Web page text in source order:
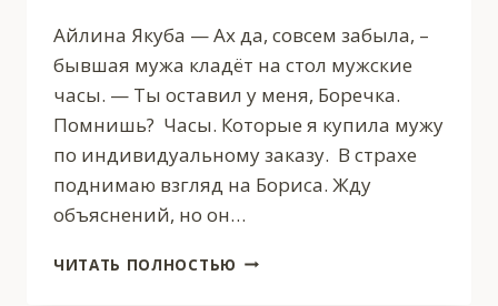
Айлина Якуба — Ах да, совсем забыла, –
бывшая мужа кладёт на стол мужские
часы. — Ты оставил у меня, Боречка.
Помнишь? Часы. Которые я купила мужу
по индивидуальному заказу. В страхе
поднимаю взгляд на Бориса. Жду
объяснений, но он…
ЧИТАТЬ ПОЛНОСТЬЮ РАЗВОД.